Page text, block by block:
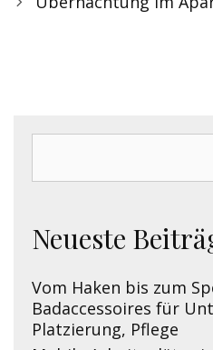
Neueste
Vom Haken bis zum
Badaccessoires für
Platzierung, Pflege